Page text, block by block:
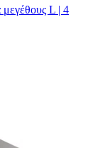
μεγέθους L | 4